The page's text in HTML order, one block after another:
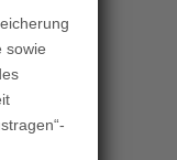
sowie